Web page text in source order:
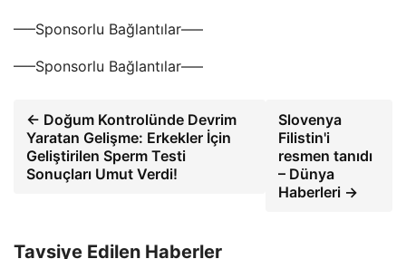
—–Sponsorlu Bağlantılar—–
—–Sponsorlu Bağlantılar—–
← Doğum Kontrolünde Devrim
Yaratan Gelişme: Erkekler İçin
Geliştirilen Sperm Testi
Sonuçları Umut Verdi!
Slovenya
Filistin'i
resmen tanıdı
– Dünya
Haberleri →
Tavsiye Edilen Haberler